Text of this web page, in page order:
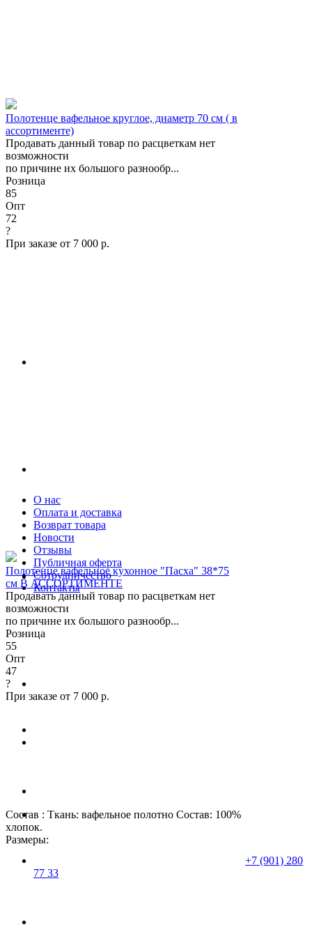
Полотенце вафельное круглое, диаметр 70 см ( в
ассортименте)
Продавать данный товар по расцветкам нет
возможности
по причине их большого разнообр...
Розница
85
Опт
72
?
При заказе от 7 000 р.
Состав : Ткань: вафельное полотно Состав: 100%
хлопок.
Размеры:
Полотенце вафельное кухонное "Пасха" 38*75
см В АССОРТИМЕНТЕ
Продавать данный товар по расцветкам нет
возможности
по причине их большого разнообр...
Розница
55
Опт
47
?
При заказе от 7 000 р.
О нас
Оплата и доставка
Возврат товара
Новости
Отзывы
Публичная оферта
Сотрудничество
Контакты
+7 (901) 280
77 33